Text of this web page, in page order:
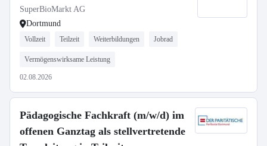
SuperBioMarkt AG
Dortmund
Vollzeit Teilzeit Weiterbildungen Jobrad
Vermögenswirksame Leistung
02.08.2026
Pädagogische Fachkraft (m/w/d) im
offenen Ganztag als stellvertretende